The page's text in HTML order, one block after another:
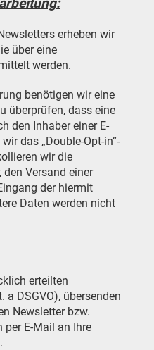
erheben wir
über eine
werden.
benötigen wir eine
überprüfen, dass eine
den Inhaber einer E-
das „Double-Opt-in“-
wir die
Versand einer
der hiermit
Daten werden nicht
erteilten
a DSGVO), übersenden
Newsletter bzw.
E-Mail an Ihre